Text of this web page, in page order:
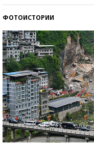
ФОТОИСТОРИИ